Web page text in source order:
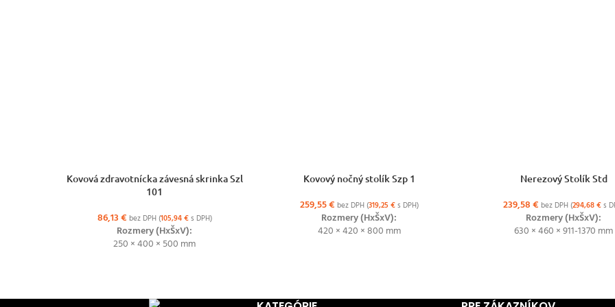
VÝBER MOŽNOSTÍ
Kovová zdravotnícka závesná skrinka Szl
101
86,13€ bez DPH (105,94€s DPH)
Rozmery (HxŠxV):
250 × 400 × 500 mm
VÝBER MOŽNOSTÍKovový nočný stolík Szp 1
259,55€ bez DPH (319,25 €s DPH)
Rozmery (HxŠxV):
420 × 420 × 800 mm
PRIDAŤ DO KOŠÍKANerezový Stolík Std
239,58€ bez DPH (294,68€s
Rozmery (HxŠxV):
630 × 460 × 911-1370 mm